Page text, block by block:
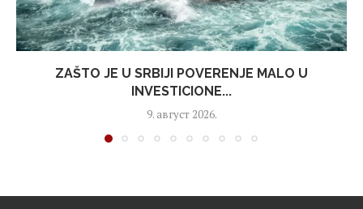
ZAŠTO JE U SRBIJI POVERENJE MALO U
INVESTICIONE...
9. август 2026.